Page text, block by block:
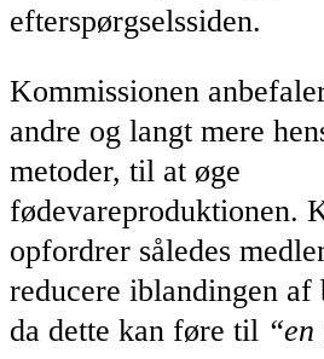
efterspørgselssiden.
Kommissionen
andre og langt mere
metoder, til at øge
fødevareproduktionen.
opfordrer således
reducere iblandingen
da dette kan føre til